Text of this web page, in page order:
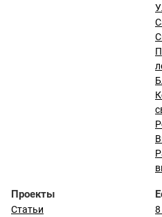
Проекты
Статьи